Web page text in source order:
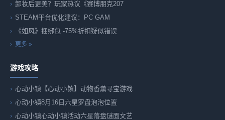
卸妆后更美？玩家热议《赛博朋克207
STEAM平台优化建议：PC GAM
《如风》捆绑包 -75%折扣疑似错误
更多 »
游戏攻略
心动小镇【心动小镇】动物香薰寻宝游戏
心动小镇8月16日六星罗盘泡泡位置
心动小镇心动小镇活动六星落盘谜面文艺